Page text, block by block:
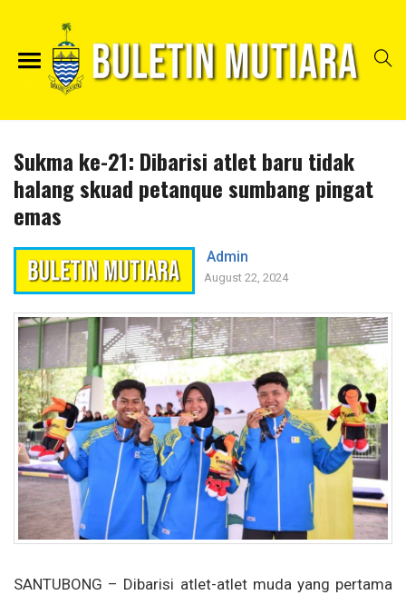
Sukma ke-21: Dibarisi atlet baru tidak
halang skuad petanque sumbang pingat
emas
Admin
August 22, 2024
SANTUBONG – Dibarisi atlet-atlet muda yang pertama